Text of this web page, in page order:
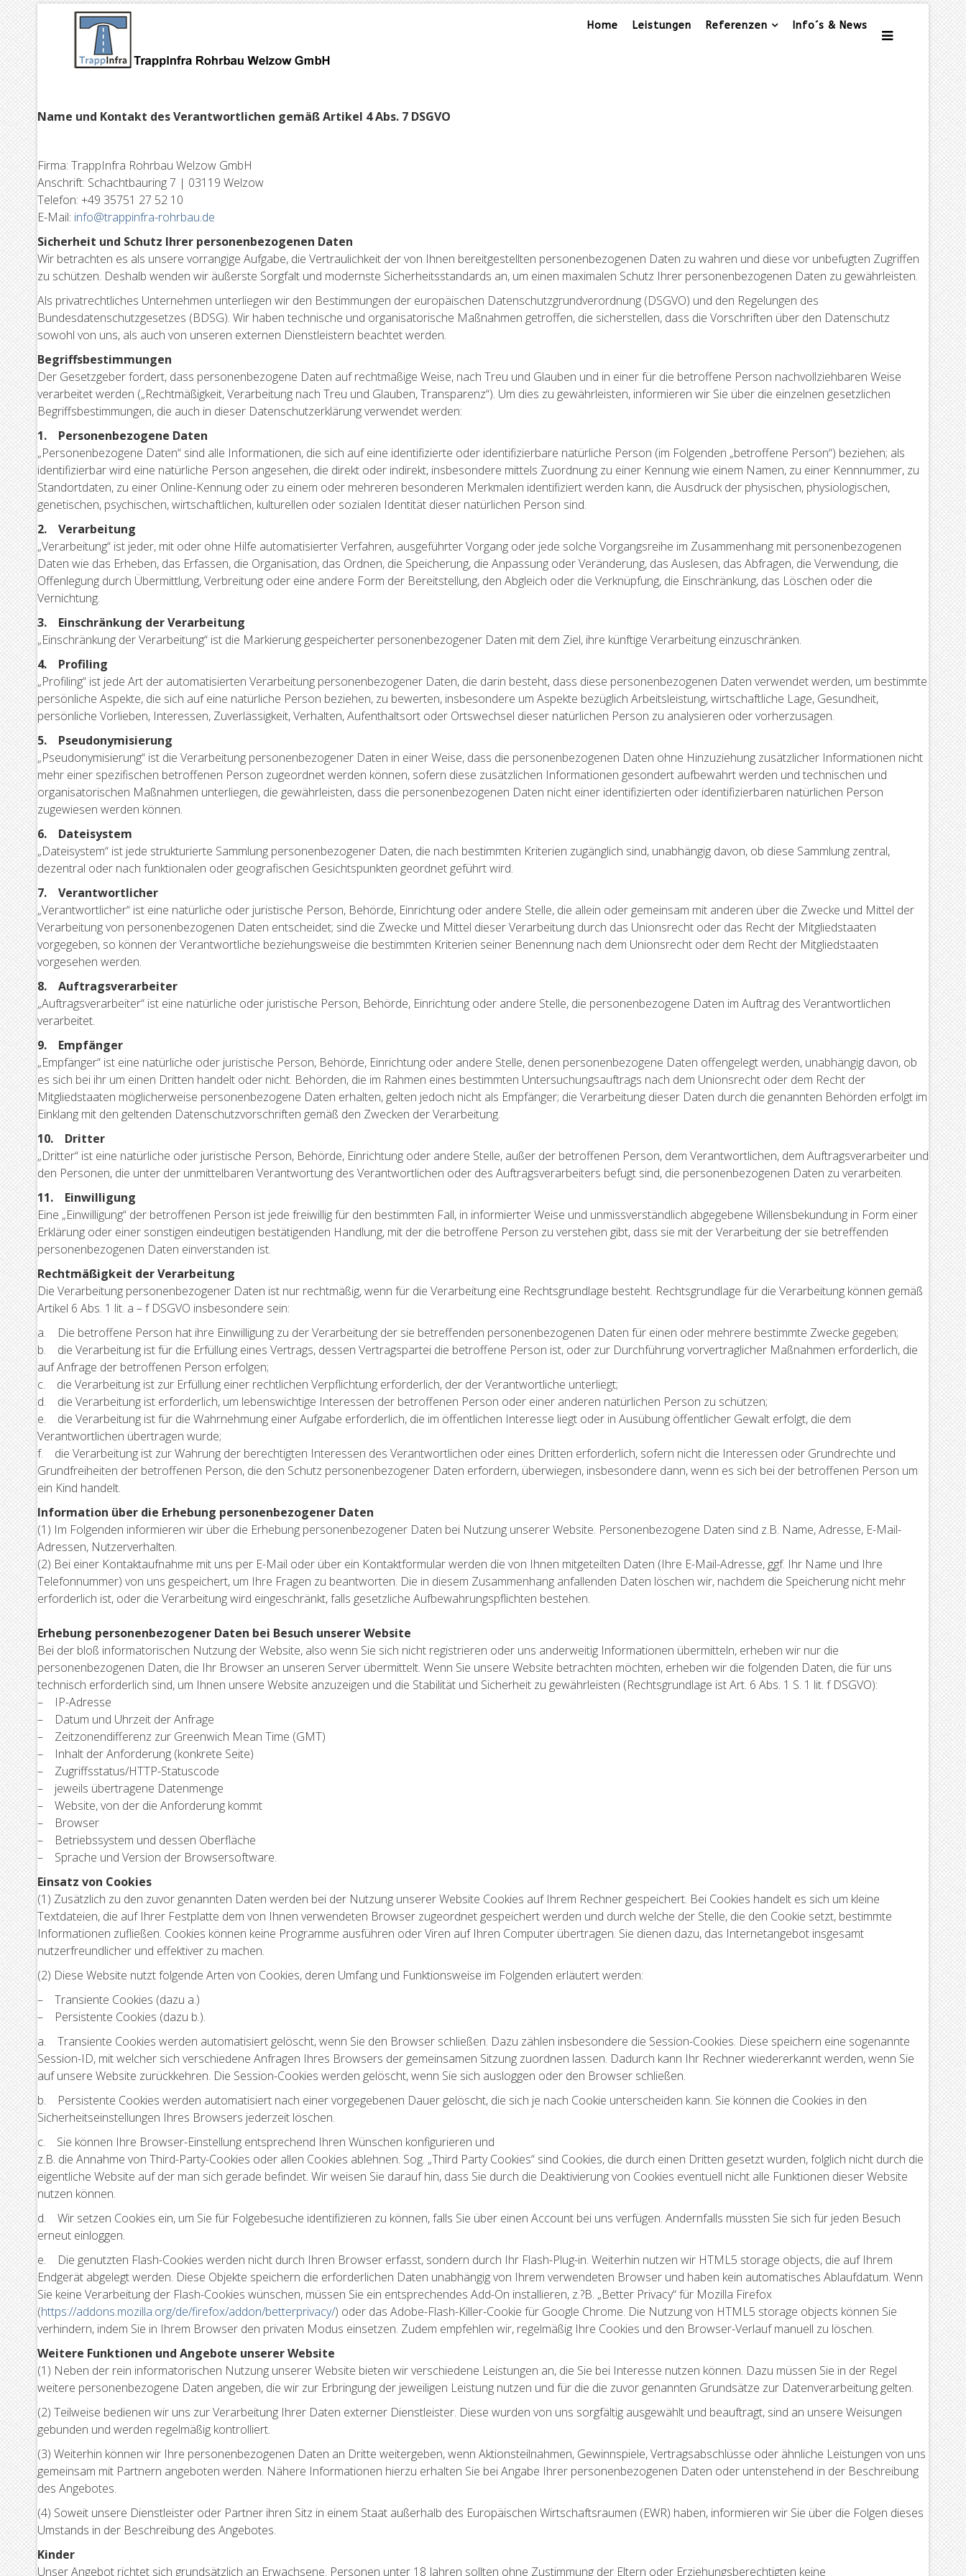
Home Leistungen Referenzen Info´s & News
Name und Kontakt des Verantwortlichen gemäß Artikel 4 Abs. 7 DSGVO
Firma: TrappInfra Rohrbau Welzow GmbH
Anschrift: Schachtbauring 7 | 03119 Welzow
Telefon: +49 35751 27 52 10
E-Mail: info@trappinfra-rohrbau.de
Sicherheit und Schutz Ihrer personenbezogenen Daten
Wir betrachten es als unsere vorrangige Aufgabe, die Vertraulichkeit der von Ihnen bereitgestellten personenbezogenen Daten zu wahren und diese vor unbefugten Zugriffen
zu schützen. Deshalb wenden wir äußerste Sorgfalt und modernste Sicherheitsstandards an, um einen maximalen Schutz Ihrer personenbezogenen Daten zu gewährleisten.
Als privatrechtliches Unternehmen unterliegen wir den Bestimmungen der europäischen Datenschutzgrundverordnung (DSGVO) und den Regelungen des
Bundesdatenschutzgesetzes (BDSG). Wir haben technische und organisatorische Maßnahmen getroffen, die sicherstellen, dass die Vorschriften über den Datenschutz
sowohl von uns, als auch von unseren externen Dienstleistern beachtet werden.
Begriffsbestimmungen
Der Gesetzgeber fordert, dass personenbezogene Daten auf rechtmäßige Weise, nach Treu und Glauben und in einer für die betroffene Person nachvollziehbaren Weise
verarbeitet werden („Rechtmäßigkeit, Verarbeitung nach Treu und Glauben, Transparenz“). Um dies zu gewährleisten, informieren wir Sie über die einzelnen gesetzlichen
Begriffsbestimmungen, die auch in dieser Datenschutzerklärung verwendet werden:
1. Personenbezogene Daten
„Personenbezogene Daten“ sind alle Informationen, die sich auf eine identifizierte oder identifizierbare natürliche Person (im Folgenden „betroffene Person“) beziehen; als
identifizierbar wird eine natürliche Person angesehen, die direkt oder indirekt, insbesondere mittels Zuordnung zu einer Kennung wie einem Namen, zu einer Kennnummer, zu
Standortdaten, zu einer Online-Kennung oder zu einem oder mehreren besonderen Merkmalen identifiziert werden kann, die Ausdruck der physischen, physiologischen,
genetischen, psychischen, wirtschaftlichen, kulturellen oder sozialen Identität dieser natürlichen Person sind.
2. Verarbeitung
„Verarbeitung“ ist jeder, mit oder ohne Hilfe automatisierter Verfahren, ausgeführter Vorgang oder jede solche Vorgangsreihe im Zusammenhang mit personenbezogenen
Daten wie das Erheben, das Erfassen, die Organisation, das Ordnen, die Speicherung, die Anpassung oder Veränderung, das Auslesen, das Abfragen, die Verwendung, die
Offenlegung durch Übermittlung, Verbreitung oder eine andere Form der Bereitstellung, den Abgleich oder die Verknüpfung, die Einschränkung, das Löschen oder die
Vernichtung.
3. Einschränkung der Verarbeitung
„Einschränkung der Verarbeitung“ ist die Markierung gespeicherter personenbezogener Daten mit dem Ziel, ihre künftige Verarbeitung einzuschränken.
4. Profiling
„Profiling“ ist jede Art der automatisierten Verarbeitung personenbezogener Daten, die darin besteht, dass diese personenbezogenen Daten verwendet werden, um bestimmte
persönliche Aspekte, die sich auf eine natürliche Person beziehen, zu bewerten, insbesondere um Aspekte bezüglich Arbeitsleistung, wirtschaftliche Lage, Gesundheit,
persönliche Vorlieben, Interessen, Zuverlässigkeit, Verhalten, Aufenthaltsort oder Ortswechsel dieser natürlichen Person zu analysieren oder vorherzusagen.
5. Pseudonymisierung
„Pseudonymisierung“ ist die Verarbeitung personenbezogener Daten in einer Weise, dass die personenbezogenen Daten ohne Hinzuziehung zusätzlicher Informationen nicht
mehr einer spezifischen betroffenen Person zugeordnet werden können, sofern diese zusätzlichen Informationen gesondert aufbewahrt werden und technischen und
organisatorischen Maßnahmen unterliegen, die gewährleisten, dass die personenbezogenen Daten nicht einer identifizierten oder identifizierbaren natürlichen Person
zugewiesen werden können.
6. Dateisystem
„Dateisystem“ ist jede strukturierte Sammlung personenbezogener Daten, die nach bestimmten Kriterien zugänglich sind, unabhängig davon, ob diese Sammlung zentral,
dezentral oder nach funktionalen oder geografischen Gesichtspunkten geordnet geführt wird.
7. Verantwortlicher
„Verantwortlicher“ ist eine natürliche oder juristische Person, Behörde, Einrichtung oder andere Stelle, die allein oder gemeinsam mit anderen über die Zwecke und Mittel der
Verarbeitung von personenbezogenen Daten entscheidet; sind die Zwecke und Mittel dieser Verarbeitung durch das Unionsrecht oder das Recht der Mitgliedstaaten
vorgegeben, so können der Verantwortliche beziehungsweise die bestimmten Kriterien seiner Benennung nach dem Unionsrecht oder dem Recht der Mitgliedstaaten
vorgesehen werden.
8. Auftragsverarbeiter
„Auftragsverarbeiter“ ist eine natürliche oder juristische Person, Behörde, Einrichtung oder andere Stelle, die personenbezogene Daten im Auftrag des Verantwortlichen
verarbeitet.
9. Empfänger
„Empfänger“ ist eine natürliche oder juristische Person, Behörde, Einrichtung oder andere Stelle, denen personenbezogene Daten offengelegt werden, unabhängig davon, ob
es sich bei ihr um einen Dritten handelt oder nicht. Behörden, die im Rahmen eines bestimmten Untersuchungsauftrags nach dem Unionsrecht oder dem Recht der
Mitgliedstaaten möglicherweise personenbezogene Daten erhalten, gelten jedoch nicht als Empfänger; die Verarbeitung dieser Daten durch die genannten Behörden erfolgt im
Einklang mit den geltenden Datenschutzvorschriften gemäß den Zwecken der Verarbeitung.
10. Dritter
„Dritter“ ist eine natürliche oder juristische Person, Behörde, Einrichtung oder andere Stelle, außer der betroffenen Person, dem Verantwortlichen, dem Auftragsverarbeiter und
den Personen, die unter der unmittelbaren Verantwortung des Verantwortlichen oder des Auftragsverarbeiters befugt sind, die personenbezogenen Daten zu verarbeiten.
11. Einwilligung
Eine „Einwilligung“ der betroffenen Person ist jede freiwillig für den bestimmten Fall, in informierter Weise und unmissverständlich abgegebene Willensbekundung in Form einer
Erklärung oder einer sonstigen eindeutigen bestätigenden Handlung, mit der die betroffene Person zu verstehen gibt, dass sie mit der Verarbeitung der sie betreffenden
personenbezogenen Daten einverstanden ist.
Rechtmäßigkeit der Verarbeitung
Die Verarbeitung personenbezogener Daten ist nur rechtmäßig, wenn für die Verarbeitung eine Rechtsgrundlage besteht. Rechtsgrundlage für die Verarbeitung können gemäß
Artikel 6 Abs. 1 lit. a – f DSGVO insbesondere sein:
a. Die betroffene Person hat ihre Einwilligung zu der Verarbeitung der sie betreffenden personenbezogenen Daten für einen oder mehrere bestimmte Zwecke gegeben;
b. die Verarbeitung ist für die Erfüllung eines Vertrags, dessen Vertragspartei die betroffene Person ist, oder zur Durchführung vorvertraglicher Maßnahmen erforderlich, die
auf Anfrage der betroffenen Person erfolgen;
c. die Verarbeitung ist zur Erfüllung einer rechtlichen Verpflichtung erforderlich, der der Verantwortliche unterliegt;
d. die Verarbeitung ist erforderlich, um lebenswichtige Interessen der betroffenen Person oder einer anderen natürlichen Person zu schützen;
e. die Verarbeitung ist für die Wahrnehmung einer Aufgabe erforderlich, die im öffentlichen Interesse liegt oder in Ausübung öffentlicher Gewalt erfolgt, die dem
Verantwortlichen übertragen wurde;
f. die Verarbeitung ist zur Wahrung der berechtigten Interessen des Verantwortlichen oder eines Dritten erforderlich, sofern nicht die Interessen oder Grundrechte und
Grundfreiheiten der betroffenen Person, die den Schutz personenbezogener Daten erfordern, überwiegen, insbesondere dann, wenn es sich bei der betroffenen Person um
ein Kind handelt.
Information über die Erhebung personenbezogener Daten
(1) Im Folgenden informieren wir über die Erhebung personenbezogener Daten bei Nutzung unserer Website. Personenbezogene Daten sind z.B. Name, Adresse, E-Mail-
Adressen, Nutzerverhalten.
(2) Bei einer Kontaktaufnahme mit uns per E-Mail oder über ein Kontaktformular werden die von Ihnen mitgeteilten Daten (Ihre E-Mail-Adresse, ggf. Ihr Name und Ihre
Telefonnummer) von uns gespeichert, um Ihre Fragen zu beantworten. Die in diesem Zusammenhang anfallenden Daten löschen wir, nachdem die Speicherung nicht mehr
erforderlich ist, oder die Verarbeitung wird eingeschränkt, falls gesetzliche Aufbewahrungspflichten bestehen.
Erhebung personenbezogener Daten bei Besuch unserer Website
Bei der bloß informatorischen Nutzung der Website, also wenn Sie sich nicht registrieren oder uns anderweitig Informationen übermitteln, erheben wir nur die
personenbezogenen Daten, die Ihr Browser an unseren Server übermittelt. Wenn Sie unsere Website betrachten möchten, erheben wir die folgenden Daten, die für uns
technisch erforderlich sind, um Ihnen unsere Website anzuzeigen und die Stabilität und Sicherheit zu gewährleisten (Rechtsgrundlage ist Art. 6 Abs. 1 S. 1 lit. f DSGVO):
– IP-Adresse
– Datum und Uhrzeit der Anfrage
– Zeitzonendifferenz zur Greenwich Mean Time (GMT)
– Inhalt der Anforderung (konkrete Seite)
– Zugriffsstatus/HTTP-Statuscode
– jeweils übertragene Datenmenge
– Website, von der die Anforderung kommt
– Browser
– Betriebssystem und dessen Oberfläche
– Sprache und Version der Browsersoftware.
Einsatz von Cookies
(1) Zusätzlich zu den zuvor genannten Daten werden bei der Nutzung unserer Website Cookies auf Ihrem Rechner gespeichert. Bei Cookies handelt es sich um kleine
Textdateien, die auf Ihrer Festplatte dem von Ihnen verwendeten Browser zugeordnet gespeichert werden und durch welche der Stelle, die den Cookie setzt, bestimmte
Informationen zufließen. Cookies können keine Programme ausführen oder Viren auf Ihren Computer übertragen. Sie dienen dazu, das Internetangebot insgesamt
nutzerfreundlicher und effektiver zu machen.
(2) Diese Website nutzt folgende Arten von Cookies, deren Umfang und Funktionsweise im Folgenden erläutert werden:
– Transiente Cookies (dazu a.)
– Persistente Cookies (dazu b.).
a. Transiente Cookies werden automatisiert gelöscht, wenn Sie den Browser schließen. Dazu zählen insbesondere die Session-Cookies. Diese speichern eine sogenannte
Session-ID, mit welcher sich verschiedene Anfragen Ihres Browsers der gemeinsamen Sitzung zuordnen lassen. Dadurch kann Ihr Rechner wiedererkannt werden, wenn Sie
auf unsere Website zurückkehren. Die Session-Cookies werden gelöscht, wenn Sie sich ausloggen oder den Browser schließen.
b. Persistente Cookies werden automatisiert nach einer vorgegebenen Dauer gelöscht, die sich je nach Cookie unterscheiden kann. Sie können die Cookies in den
Sicherheitseinstellungen Ihres Browsers jederzeit löschen.
c. Sie können Ihre Browser-Einstellung entsprechend Ihren Wünschen konfigurieren und
z.B. die Annahme von Third-Party-Cookies oder allen Cookies ablehnen. Sog. „Third Party Cookies“ sind Cookies, die durch einen Dritten gesetzt wurden, folglich nicht durch die
eigentliche Website auf der man sich gerade befindet. Wir weisen Sie darauf hin, dass Sie durch die Deaktivierung von Cookies eventuell nicht alle Funktionen dieser Website
nutzen können.
d. Wir setzen Cookies ein, um Sie für Folgebesuche identifizieren zu können, falls Sie über einen Account bei uns verfügen. Andernfalls müssten Sie sich für jeden Besuch
erneut einloggen.
e. Die genutzten Flash-Cookies werden nicht durch Ihren Browser erfasst, sondern durch Ihr Flash-Plug-in. Weiterhin nutzen wir HTML5 storage objects, die auf Ihrem
Endgerät abgelegt werden. Diese Objekte speichern die erforderlichen Daten unabhängig von Ihrem verwendeten Browser und haben kein automatisches Ablaufdatum. Wenn
Sie keine Verarbeitung der Flash-Cookies wünschen, müssen Sie ein entsprechendes Add-On installieren, z.?B. „Better Privacy“ für Mozilla Firefox
(https://addons.mozilla.org/de/firefox/addon/betterprivacy/) oder das Adobe-Flash-Killer-Cookie für Google Chrome. Die Nutzung von HTML5 storage objects können Sie
verhindern, indem Sie in Ihrem Browser den privaten Modus einsetzen. Zudem empfehlen wir, regelmäßig Ihre Cookies und den Browser-Verlauf manuell zu löschen.
Weitere Funktionen und Angebote unserer Website
(1) Neben der rein informatorischen Nutzung unserer Website bieten wir verschiedene Leistungen an, die Sie bei Interesse nutzen können. Dazu müssen Sie in der Regel
weitere personenbezogene Daten angeben, die wir zur Erbringung der jeweiligen Leistung nutzen und für die die zuvor genannten Grundsätze zur Datenverarbeitung gelten.
(2) Teilweise bedienen wir uns zur Verarbeitung Ihrer Daten externer Dienstleister. Diese wurden von uns sorgfältig ausgewählt und beauftragt, sind an unsere Weisungen
gebunden und werden regelmäßig kontrolliert.
(3) Weiterhin können wir Ihre personenbezogenen Daten an Dritte weitergeben, wenn Aktionsteilnahmen, Gewinnspiele, Vertragsabschlüsse oder ähnliche Leistungen von uns
gemeinsam mit Partnern angeboten werden. Nähere Informationen hierzu erhalten Sie bei Angabe Ihrer personenbezogenen Daten oder untenstehend in der Beschreibung
des Angebotes.
(4) Soweit unsere Dienstleister oder Partner ihren Sitz in einem Staat außerhalb des Europäischen Wirtschaftsraumen (EWR) haben, informieren wir Sie über die Folgen dieses
Umstands in der Beschreibung des Angebotes.
Kinder
Unser Angebot richtet sich grundsätzlich an Erwachsene. Personen unter 18 Jahren sollten ohne Zustimmung der Eltern oder Erziehungsberechtigten keine